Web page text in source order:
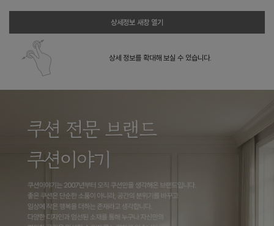
상세정보 새창 열기
상세 정보를 확대해 보실 수 있습니다.